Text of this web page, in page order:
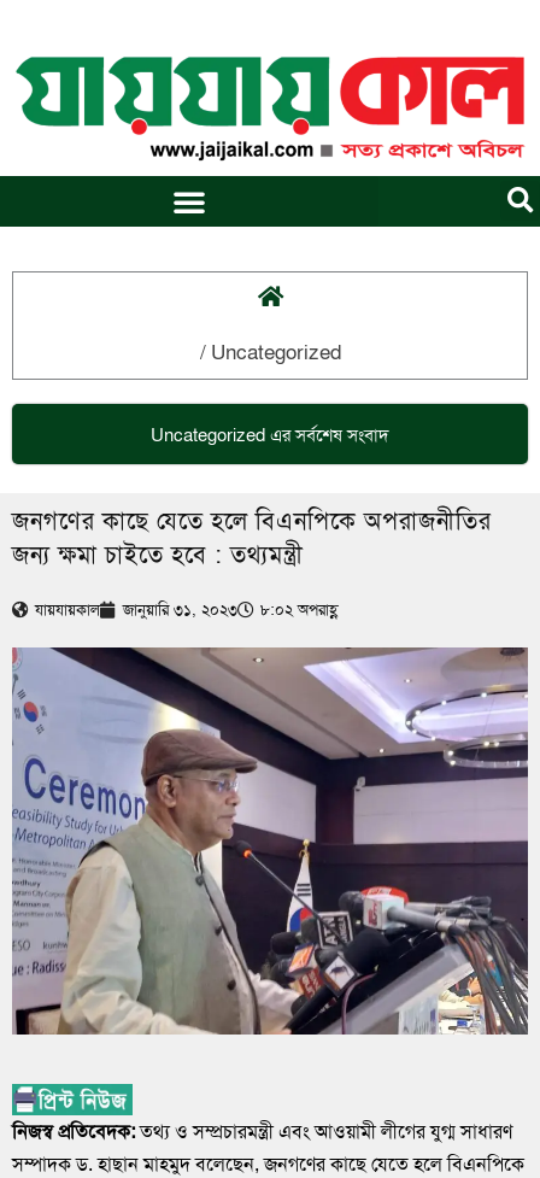
content
/ Uncategorized
Uncategorized এর সর্বশেষ সংবাদ
জনগণের কাছে যেতে হলে বিএনপিকে অপরাজনীতির
জন্য ক্ষমা চাইতে হবে : তথ্যমন্ত্রী
যায়যায়কাল জানুয়ারি ৩১, ২০২৩ ৮:০২ অপরাহ্ণ
নিজস্ব প্রতিবেদক:তথ্য ও সম্প্রচারমন্ত্রী এবং আওয়ামী লীগের যুগ্ম সাধারণ
সম্পাদক ড. হাছান মাহমুদ বলেছেন, জনগণের কাছে যেতে হলে বিএনপিকে